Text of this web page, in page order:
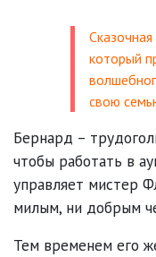
который
свою
Бернард –
чтобы работать в
управляет мистер
милым, ни добрым
Тем временем его